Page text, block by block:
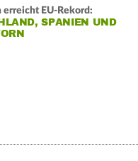
erreicht EU-Rekord:
SPANIEN UND